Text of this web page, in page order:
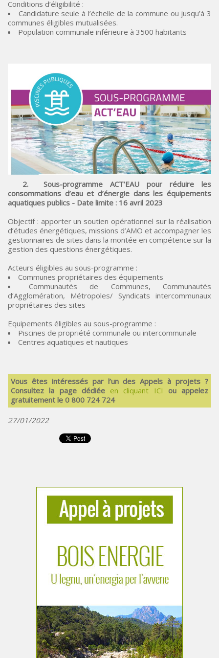
Conditions d’éligibilité :
Candidature seule à l’échelle de la commune ou jusqu’à 3
communes éligibles mutualisées.
Population communale inférieure à 3500 habitants
2. Sous-programme ACT’EAU pour réduire les
consommations d’eau et d’énergie dans les équipements
aquatiques publics - Date limite : 16 avril 2023
Objectif : apporter un soutien opérationnel sur la réalisation
d’études énergétiques, missions d’AMO et accompagner les
gestionnaires de sites dans la montée en compétence sur la
gestion des questions énergétiques.
Acteurs éligibles au sous-programme :
Communes propriétaires des équipements
Communautés de Communes, Communautés
d’Agglomération, Métropoles/ Syndicats intercommunaux
propriétaires des sites
Equipements éligibles au sous-programme :
Piscines de propriété communale ou intercommunale
Centres aquatiques et nautiques
Vous êtes intéressés par l’un des Appels à projets ?
Consultez la page dédiée en cliquant ICI ou appelez
gratuitement le 0 800 724 724
27/01/2022